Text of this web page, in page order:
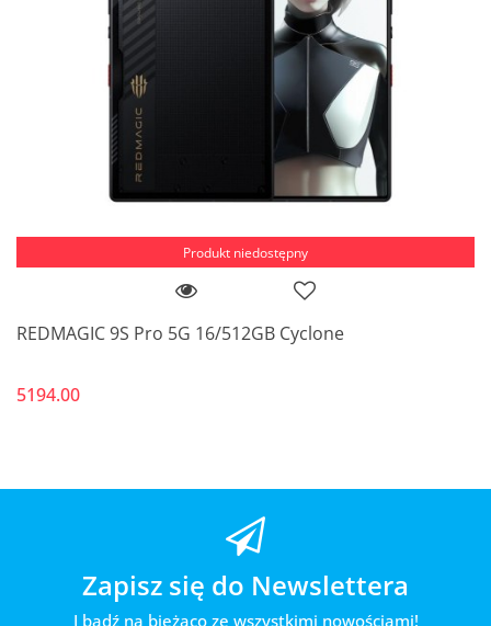
Produkt niedostępny
REDMAGIC 9S Pro 5G 16/512GB Cyclone
5194.00
Zapisz się do Newslettera
I bądź na bieżąco ze wszystkimi nowościami!